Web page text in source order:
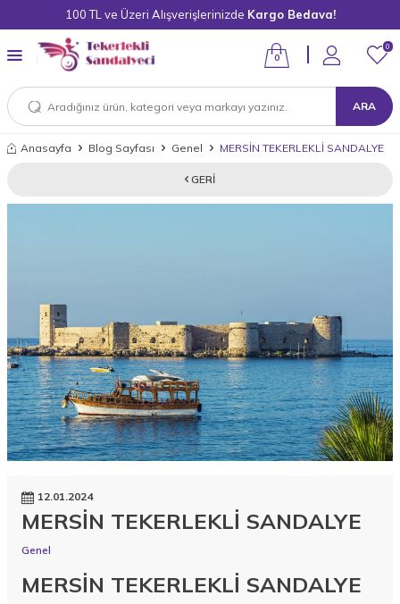
100 TL ve Üzeri Alışverişlerinizde Kargo Bedava!
ARA
0
0
Anasayfa Blog Sayfası Genel MERSİN TEKERLEKLİ SANDALYE
GERI
12.01.2024
MERSİN TEKERLEKLİ SANDALYE
Genel
MERSİN TEKERLEKLİ SANDALYE